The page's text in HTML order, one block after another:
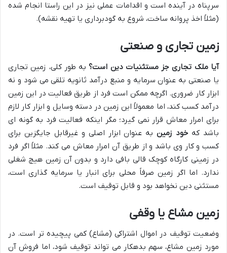
سرپناه در آینده است و اقدامات عملی نیز در این راستا انجام شده
(مثلاً اخذ پروانه ساخت، شروع به گودبرداری یا تهیه نقشه).
زمین تجاری و صنعتی
آیا ملک تجاری جز مستثنیات دین است؟به طور کلی، زمین تجاری
یا صنعتی به عنوان سرمایه و منبع درآمد ثانویه تلقی می شود و نه
ابزار کار ضروری. اگرچه ممکن است فرد از طریق فعالیت در این زمین
درآمد کسب کند، اما معمولاً این زمین در دسته وسایل و ابزار کار لازم
برای امرار معاش قرار نمی گیرد؛ مگر اینکه فعالیت فرد به گونه ای
باشد که خود زمینبه عنوان ابزار اصلی و غیرقابل جایگزین برای
کسب و کار وی باشد و از طریق آن امرار معاش می کند. مثلاً اگر فرد
در زمینی کارگاه کوچک قالی بافی دارد و بدون آن زمین هیچ شغلی
ندارد. اما اگر زمین صرفاً محلی برای انبار یا سرمایه گذاری است،
مستثنی دین نخواهد بود و قابل توقیف است.
زمین مشاع یا وقفی
وضعیت توقیف در اموال اشتراکی (مشاع) کمی پیچیده تر است. در
مورد زمین مشاع، سهم بدهکار می تواند توقیف شود، اما فروش آن